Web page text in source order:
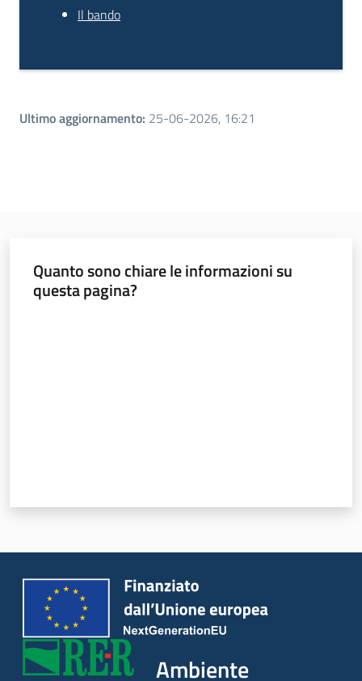
Il bando
Ultimo aggiornamento: 25-06-2026, 16:21
Quanto sono chiare le informazioni su
questa pagina?
Ambiente